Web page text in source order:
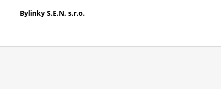
Bylinky S.E.N. s.r.o.